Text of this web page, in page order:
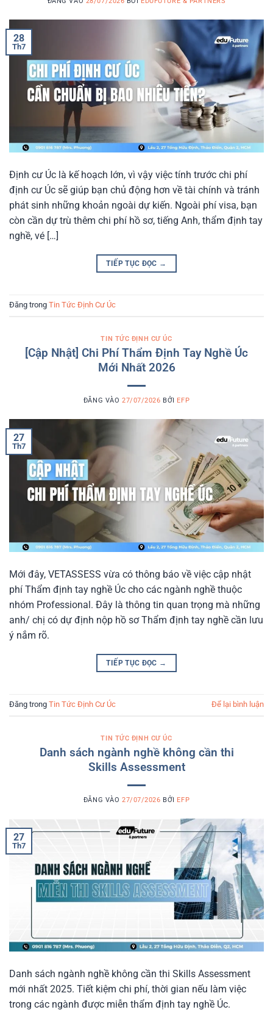
28
Th7
Định cư Úc là kế hoạch lớn, vì vậy việc tính trước chi phí
định cư Úc sẽ giúp bạn chủ động hơn về tài chính và tránh
phát sinh những khoản ngoài dự kiến. Ngoài phí visa, bạn
còn cần dự trù thêm chi phí hồ sơ, tiếng Anh, thẩm định tay
nghề, vé […]
TIẾP TỤC ĐỌC →
Đăng trong Tin Tức Định Cư Úc
TIN TỨC ĐỊNH CƯ ÚC
[Cập Nhật] Chi Phí Thẩm Định Tay Nghề Úc
Mới Nhất 2026
ĐĂNG VÀO 27/07/2026 BỞI EFP
27
Th7
Mới đây, VETASSESS vừa có thông báo về việc cập nhật
phí Thẩm định tay nghề Úc cho các ngành nghề thuộc
nhóm Professional. Đây là thông tin quan trọng mà những
anh/ chị có dự định nộp hồ sơ Thẩm định tay nghề cần lưu
ý nắm rõ.
TIẾP TỤC ĐỌC →
Đăng trong Tin Tức Định Cư Úc Để lại bình luận
TIN TỨC ĐỊNH CƯ ÚC
Danh sách ngành nghề không cần thi
Skills Assessment
ĐĂNG VÀO 27/07/2026 BỞI EFP
27
Th7
Danh sách ngành nghề không cần thi Skills Assessment
mới nhất 2025. Tiết kiệm chi phí, thời gian nếu làm việc
trong các ngành được miễn thẩm định tay nghề Úc.